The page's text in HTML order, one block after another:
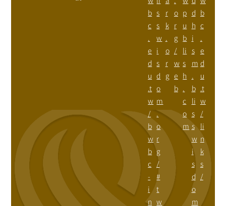
b
c
.
e
d
u
.t
w
/
b
w
b
c
-
i
n
s
s
w
i
s
d
o
m
.
o
r
g
/
#
t
w
r
k
.
o
r
g
o
r
g
/
w
e
b
p
u
b
li
s
h
.
c
o
m
d
h
i
s
m
.
b
li
s
s
w
i
s
d
o
m
b
c
.
e
d
u
.t
w
/
li
n
k
s
/